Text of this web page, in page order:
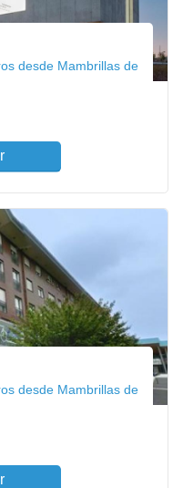
desde Mambrillas de
desde Mambrillas de